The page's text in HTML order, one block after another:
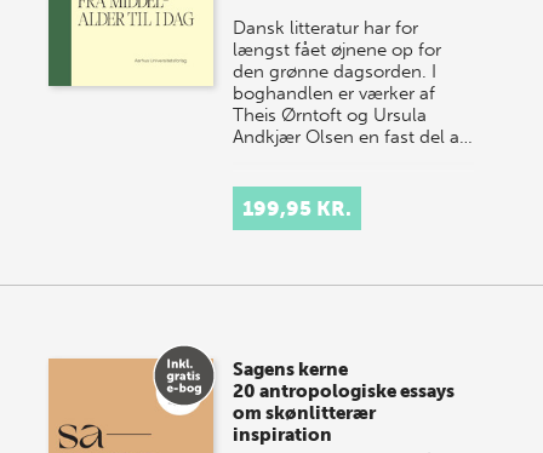
Dansk litteratur har for
længst fået øjnene op for
den grønne dagsorden. I
boghandlen er værker af
Theis Ørntoft og Ursula
Andkjær Olsen en fast del a…
199,95 KR.
Sagens kerne
20 antropologiske essays
om skønlitterær
inspiration